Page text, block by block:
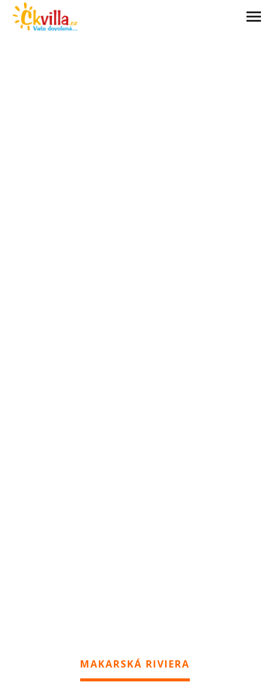
MAKARSKÁ RIVIERA